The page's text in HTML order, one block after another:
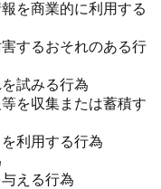
を商業的に利用する
するおそれのある行
試みる行為
を収集または蓄積す
利用する行為
える行為